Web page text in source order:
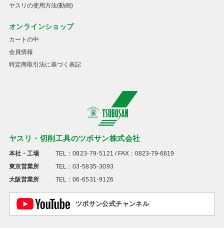
ヤスリ・切削工具のツボサン株式会社
本社・工場 TEL： 0823-79-5121 / FAX：0823-79-6819
東京営業所
TEL： 03-5835-3093
大阪営業所
TEL： 06-6531-9126
ツボサン公式チャンネル
ヤスリの使用方法(動画)
オンラインショップ
カートの中
会員情報
特定商取引法に基づく表記